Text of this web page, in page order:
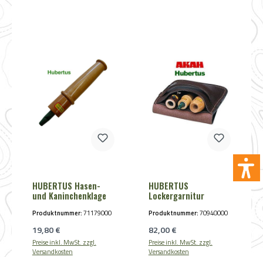
HUBERTUS Hasen-
und Kaninchenklage
Produktnummer:71179000
Regulärer Preis:
19,80 €
Preise inkl. MwSt. zzgl.
Versandkosten
HUBERTUS
Lockergarnitur
Produktnummer:70940000
Regulärer Preis:
82,00 €
Preise inkl. MwSt. zzgl.
Versandkosten